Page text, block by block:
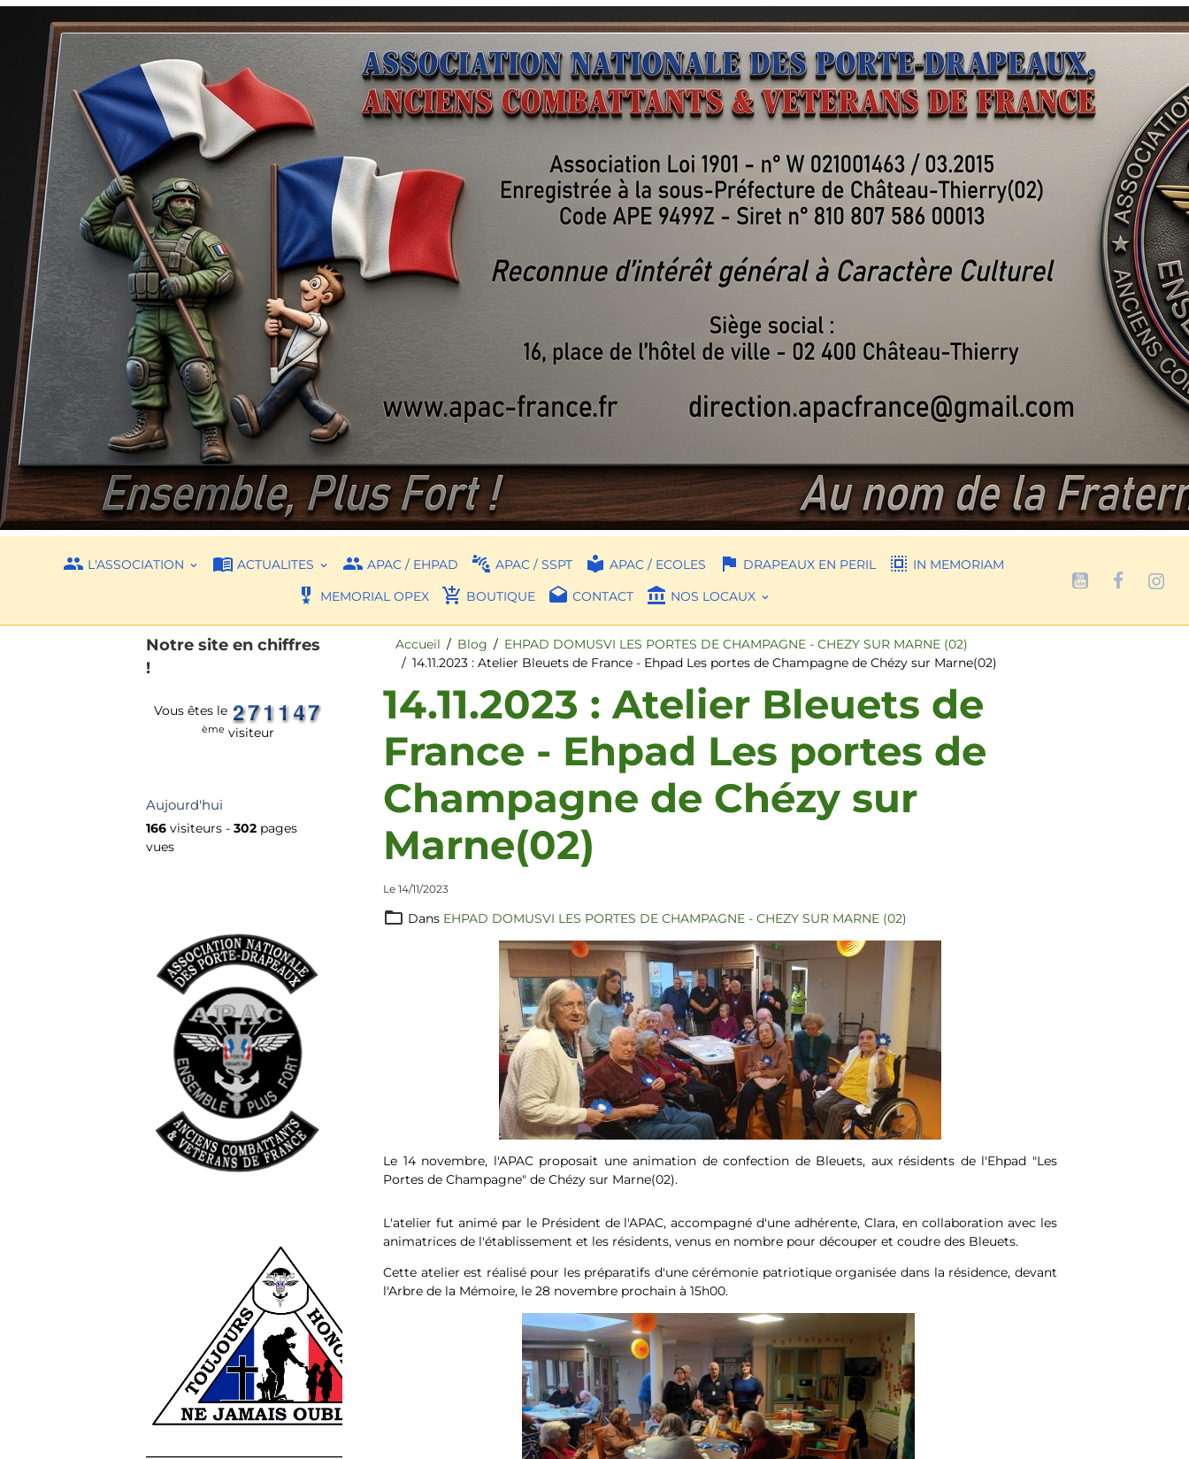
L'ASSOCIATION ACTUALITES APAC / EHPAD APAC / SSPT APAC / ECOLES DRAPEAUX EN PERIL
IN MEMORIAM
MEMORIAL OPEX
BOUTIQUE CONTACT NOS LOCAUX
Accueil Blog
EHPAD DOMUSVI LES PORTES DE CHAMPAGNE - CHEZY SUR MARNE (02)
14.11.2023 : Atelier Bleuets de France - Ehpad Les portes de Champagne de Chézy sur Marne(02)
14.11.2023 : Atelier Bleuets de
France - Ehpad Les portes de
Champagne de Chézy sur
Marne(02)
Le 14/11/2023
Dans EHPAD DOMUSVI LES PORTES DE CHAMPAGNE - CHEZY SUR MARNE (02)
Le 14 novembre, l'APAC proposait une animation de confection de Bleuets, aux résidents de l'Ehpad "Les
Portes de Champagne" de Chézy sur Marne(02).
L'atelier fut animé par le Président de l'APAC, accompagné d'une adhérente, Clara, en collaboration avec les
animatrices de l'établissement et les résidents, venus en nombre pour découper et coudre des Bleuets.
Cette atelier est réalisé pour les préparatifs d'une cérémonie patriotique organisée dans la résidence, devant
l'Arbre de la Mémoire, le 28 novembre prochain à 15h00.
Notre site en chiffres
!
Vous êtes le
ème visiteur
Aujourd'hui
166 visiteurs -302 pages
vues